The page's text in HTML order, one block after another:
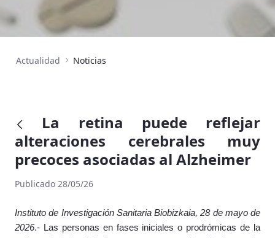
Actualidad Noticias
La retina puede reflejar
alteraciones cerebrales muy
precoces asociadas al Alzheimer
Publicado 28/05/26
Instituto de Investigación Sanitaria Biobizkaia, 28 de mayo de
2026.- Las personas en fases iniciales o prodrómicas de la